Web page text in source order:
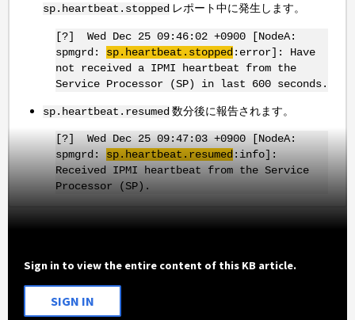
sp.heartbeat.stopped レポート中に発生します。
[?] Wed Dec 25 09:46:02 +0900 [NodeA:
spmgrd: sp.heartbeat.stopped:error]: Have
not received a IPMI heartbeat from the
Service Processor (SP) in last 600 seconds.
sp.heartbeat.resumed 数分後に報告されます。
[?] Wed Dec 25 09:47:03 +0900 [NodeA:
spmgrd: sp.heartbeat.resumed :info]:
Received IPMI heartbeat from the Service
Processor (SP).
Sign in to view the entire content of this KB article.
SIGN IN